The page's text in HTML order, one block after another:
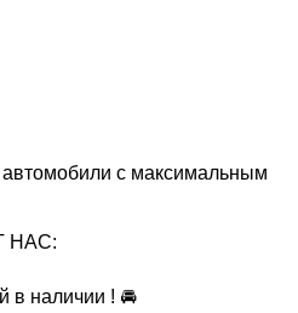
с максимальным
НАС:
в наличии ! 🚘